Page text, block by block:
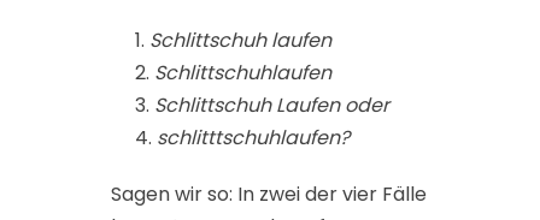
Schlittschuh laufen
Schlittschuhlaufen
Schlittschuh Laufen oder
schlitttschuhlaufen?
Sagen wir so: In zwei der vier Fälle